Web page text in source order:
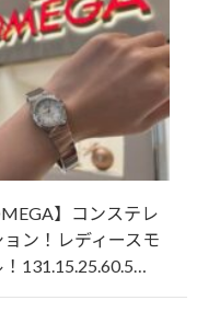
】コンステレ
ョン！レディースモ
！131.15.25.60.5…